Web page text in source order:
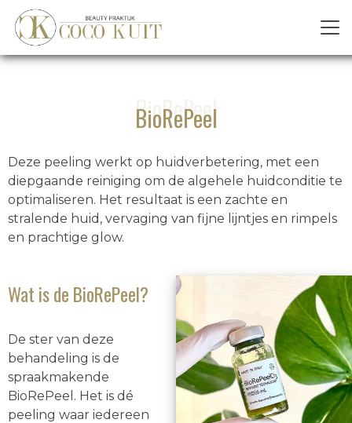
BioRePeel
BioRePeel
Deze peeling werkt op huidverbetering, met een
diepgaande reiniging om de algehele huidconditie te
optimaliseren. Het resultaat is een zachte en
stralende huid, vervaging van fijne lijntjes en rimpels
en prachtige glow.
Wat is de BioRePeel?
De ster van deze
behandeling is de
spraakmakende
BioRePeel. Het is dé
peeling waar iedereen